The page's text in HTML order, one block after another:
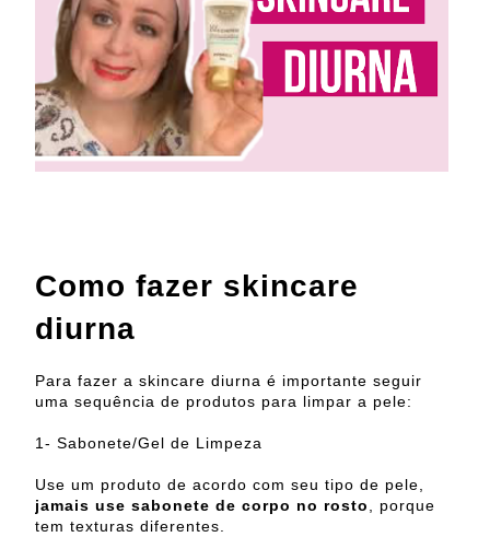
Como fazer skincare
diurna
Para fazer a skincare diurna é importante seguir
uma sequência de produtos para limpar a pele:
1- Sabonete/Gel de Limpeza
Use um produto de acordo com seu tipo de pele,
jamais use sabonete de corpo no rosto, porque
tem texturas diferentes.